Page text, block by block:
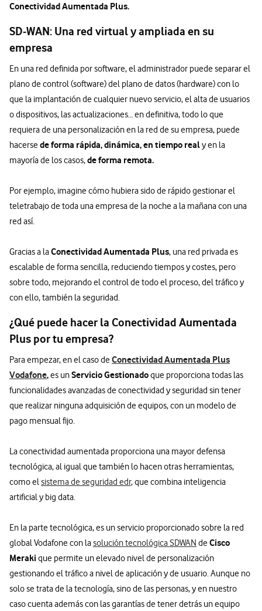
Conectividad Aumentada Plus.
SD-WAN: Una red virtual y ampliada en su
empresa
En una red definida por software, el administrador puede separar el
plano de control (software) del plano de datos (hardware) con lo
que la implantación de cualquier nuevo servicio, el alta de usuarios
o dispositivos, las actualizaciones… en definitiva, todo lo que
requiera de una personalización en la red de su empresa, puede
hacersede forma rápida, dinámica, en tiempo realy en la
mayoría de los casos,de forma remota.
Por ejemplo, imagine cómo hubiera sido de rápido gestionar el
teletrabajo de toda una empresa de la noche a la mañana con una
red así.
Gracias a laConectividad Aumentada Plus, una red privada es
escalable de forma sencilla, reduciendo tiempos y costes, pero
sobre todo, mejorando el control de todo el proceso, del tráfico y
con ello, también la seguridad.
¿Qué puede hacer la Conectividad Aumentada
Plus por tu empresa?
Para empezar, en el caso deConectividad Aumentada Plus
Vodafone,es unServicio Gestionadoque proporciona todas las
funcionalidades avanzadas de conectividad y seguridad sin tener
que realizar ninguna adquisición de equipos, con un modelo de
pago mensual fijo.
La conectividad aumentada proporciona una mayor defensa
tecnológica, al igual que también lo hacen otras herramientas,
como elsistema de seguridad edr, que combina inteligencia
artificial y big data.
En la parte tecnológica, es un servicio proporcionado sobre la red
global Vodafone con lasolución tecnológica SDWAN deCisco
Meraki que permite un elevado nivel de personalización
gestionando el tráfico a nivel de aplicación y de usuario. Aunque no
solo se trata de la tecnología, sino de las personas, y en nuestro
caso cuenta además con las garantías de tener detrás un equipo